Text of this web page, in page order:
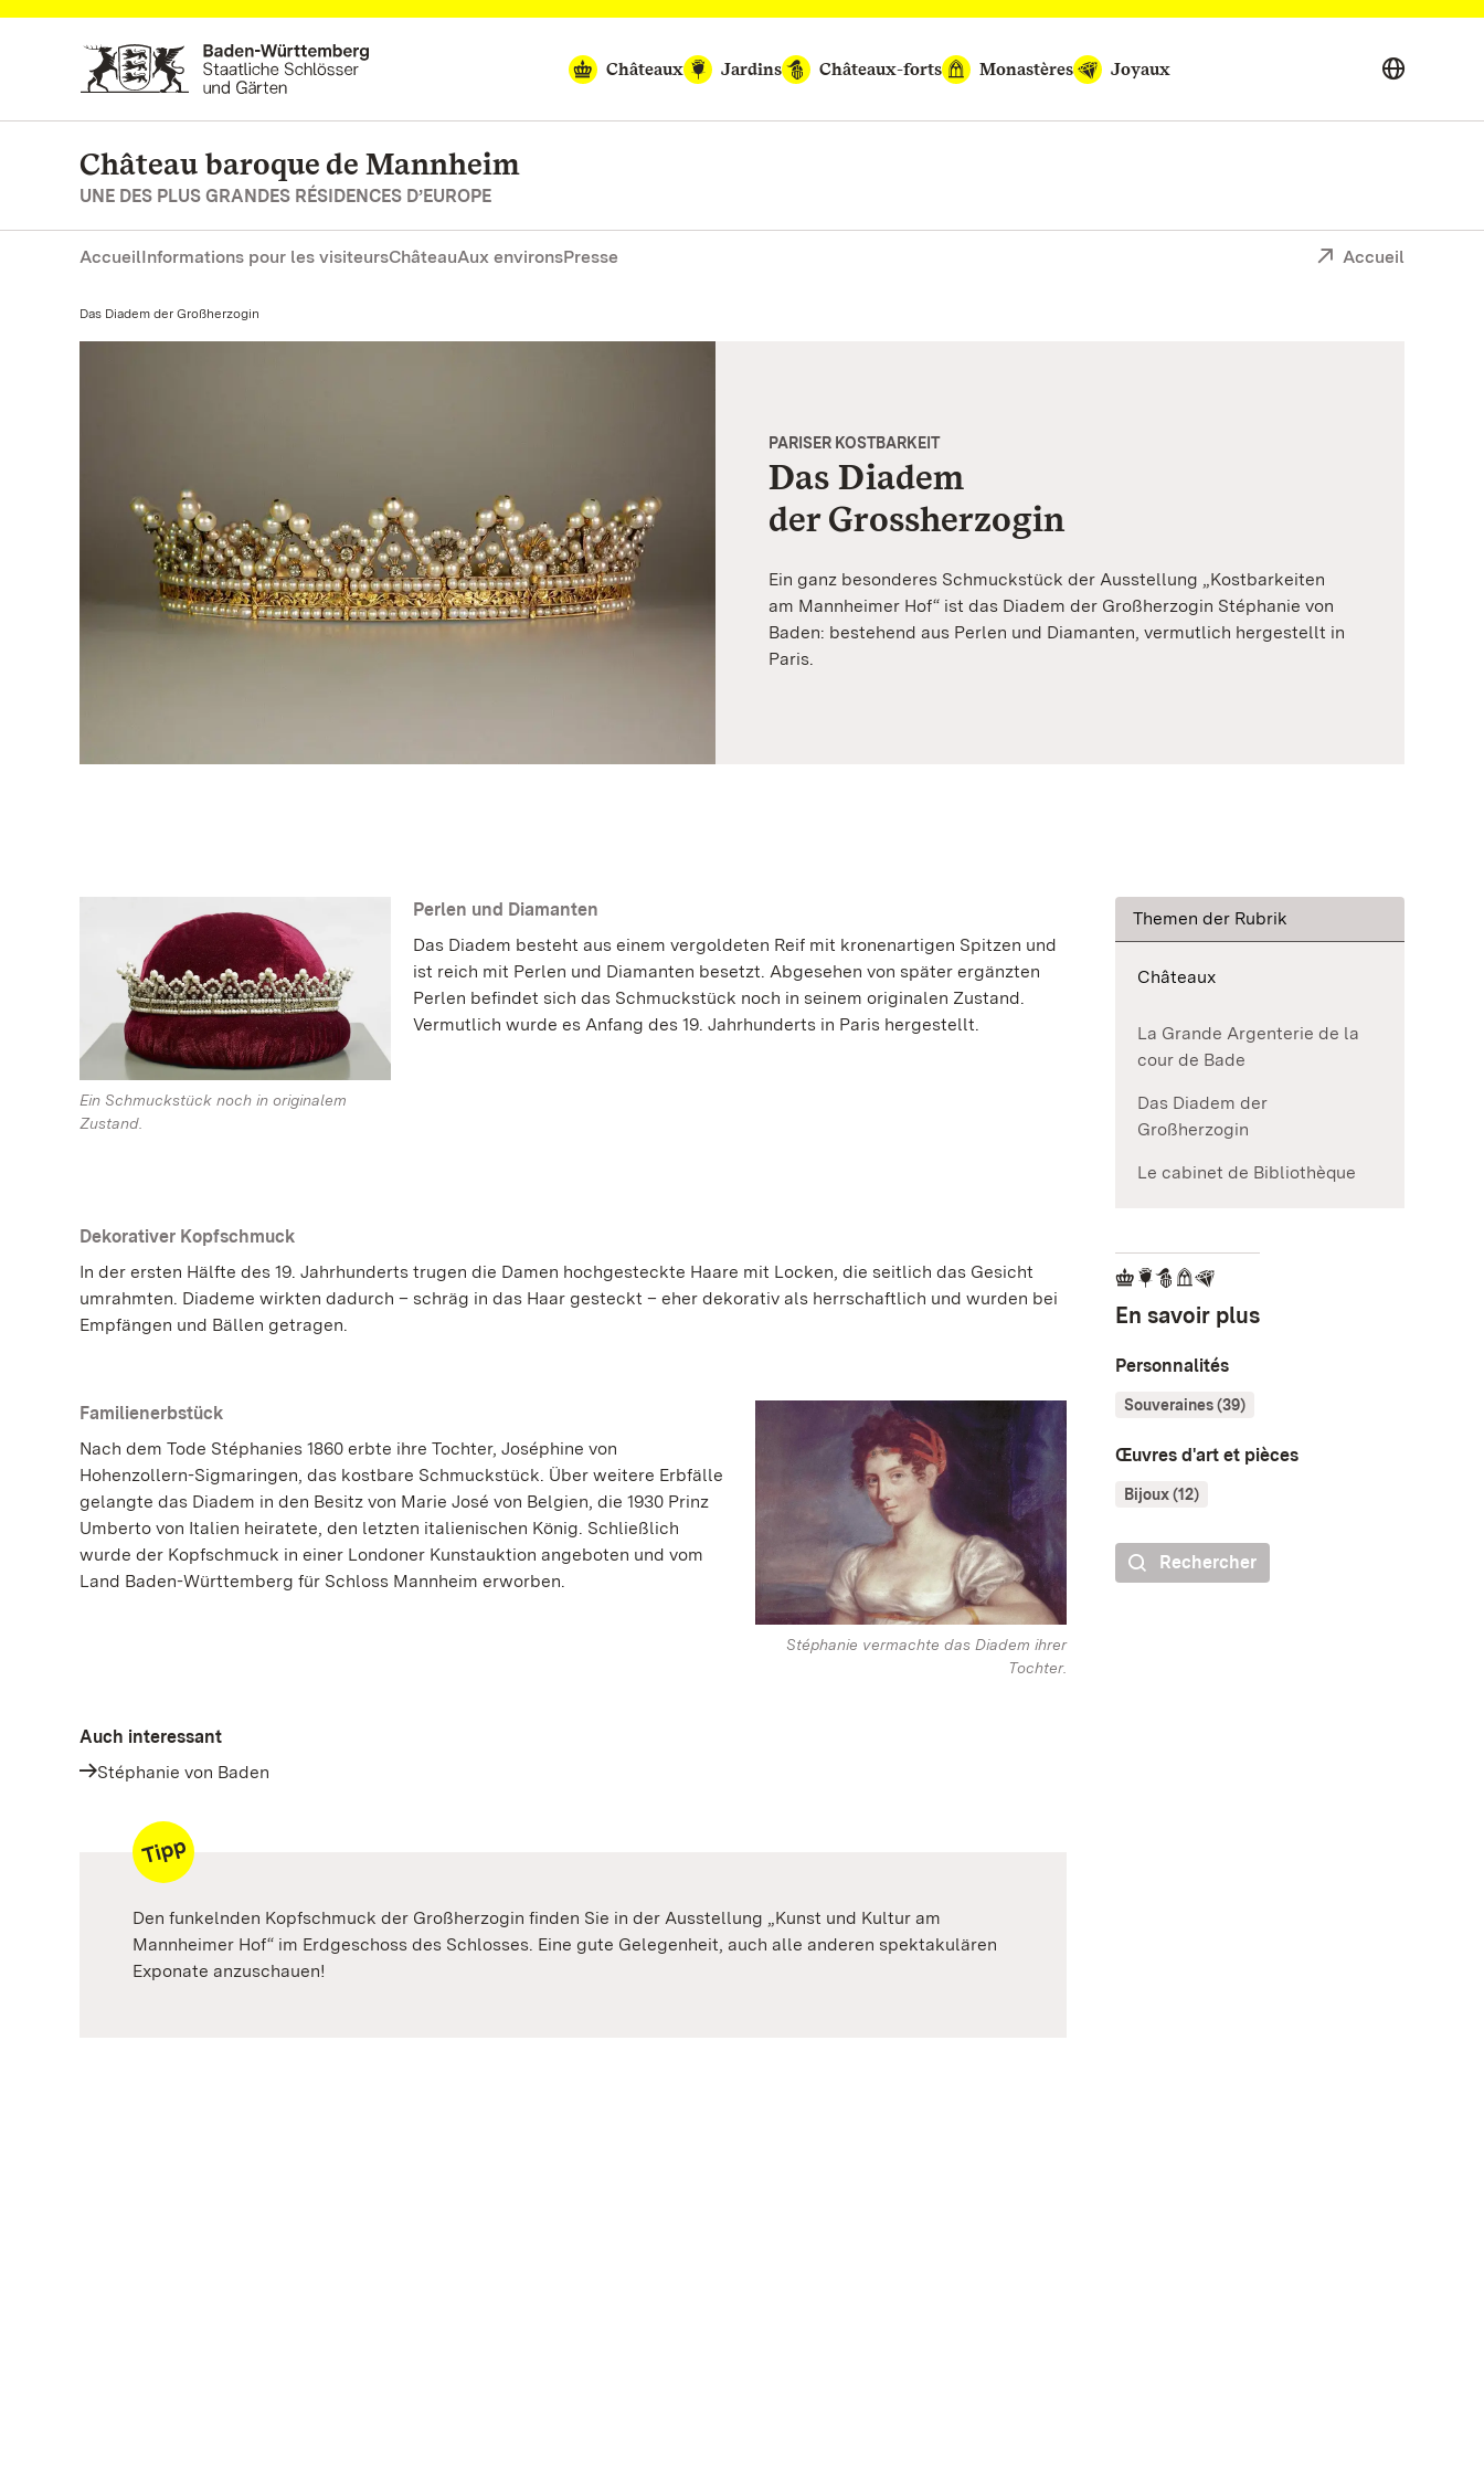
Vers la page d’accueil
Châteaux
Jardins Châteaux-forts Monastères Joyaux
Château baroque de Mannheim
UNE DES PLUS GRANDES RÉSIDENCES D’EUROPE
AccueilInformations pour les visiteursChâteauAux environsPresse Accueil
Actuel:
Das Diadem der Großherzogin
PARISER KOSTBARKEIT
Das Diadem
der Grossherzogin
Ein ganz besonderes Schmuckstück der Ausstellung „Kostbarkeiten
am Mannheimer Hof“ ist das Diadem der Großherzogin Stéphanie von
Baden: bestehend aus Perlen und Diamanten, vermutlich hergestellt in
Paris.
Ein Schmuckstück noch in originalem
Zustand.
Perlen und Diamanten
Das Diadem besteht aus einem vergoldeten Reif mit kronenartigen Spitzen und
ist reich mit Perlen und Diamanten besetzt. Abgesehen von später ergänzten
Perlen befindet sich das Schmuckstück noch in seinem originalen Zustand.
Vermutlich wurde es Anfang des 19. Jahrhunderts in Paris hergestellt.
Dekorativer Kopfschmuck
In der ersten Hälfte des 19. Jahrhunderts trugen die Damen hochgesteckte Haare mit Locken, die seitlich das Gesicht
umrahmten. Diademe wirkten dadurch – schräg in das Haar gesteckt – eher dekorativ als herrschaftlich und wurden bei
Empfängen und Bällen getragen.
Stéphanie vermachte das Diadem ihrer
Tochter.
Familienerbstück
Nach dem Tode Stéphanies 1860 erbte ihre Tochter, Joséphine von
Hohenzollern-Sigmaringen, das kostbare Schmuckstück. Über weitere Erbfälle
gelangte das Diadem in den Besitz von Marie José von Belgien, die 1930 Prinz
Umberto von Italien heiratete, den letzten italienischen König. Schließlich
wurde der Kopfschmuck in einer Londoner Kunstauktion angeboten und vom
Land Baden-Württemberg für Schloss Mannheim erworben.
Auch interessant
Stéphanie von Baden
Den funkelnden Kopfschmuck der Großherzogin finden Sie in der Ausstellung „Kunst und Kultur am
Mannheimer Hof“ im Erdgeschoss des Schlosses. Eine gute Gelegenheit, auch alle anderen spektakulären
Exponate anzuschauen!
Themen der Rubrik
Châteaux
La Grande Argenterie de la
cour de Bade
Das Diadem der
Großherzogin
Le cabinet de Bibliothèque
En savoir plus
Personnalités
Souveraines (39)
Œuvres d'art et pièces
Bijoux (12)
Rechercher